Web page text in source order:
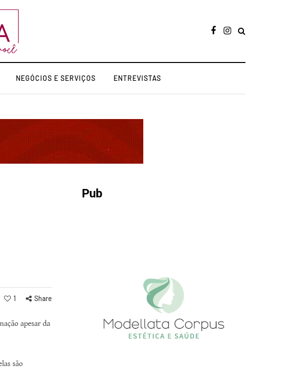
NEGÓCIOS E SERVIÇOS ENTREVISTAS
1 Share
apesar da
são
Pub